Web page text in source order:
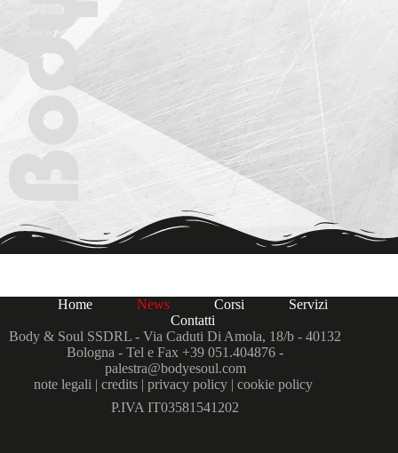
Home News Corsi
Servizi
Contatti
Body & Soul SSDRL - Via Caduti Di Amola, 18/b - 40132
Bologna - Tel e Fax +39 051.404876 -
palestra@bodyesoul.com
note legali |credits |privacy policy |cookie policy
P.IVA IT03581541202